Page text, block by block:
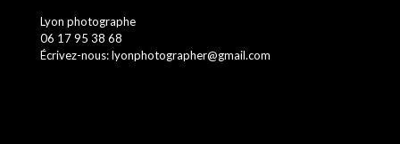
Lyon photographe
06 17 95 38 68
Écrivez-nous: lyonphotographer@gmail.com